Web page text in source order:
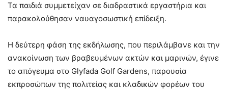
Τα παιδιά συμμετείχαν σε διαδραστικά εργαστήρια και
παρακολούθησαν ναυαγοσωστική επίδειξη.
Η δεύτερη φάση της εκδήλωσης, που περιλάμβανε και την
ανακοίνωση των βραβευμένων ακτών και μαρινών, έγινε
το απόγευμα στο Glyfada Golf Gardens, παρουσία
εκπροσώπων της πολιτείας και κλαδικών φορέων του